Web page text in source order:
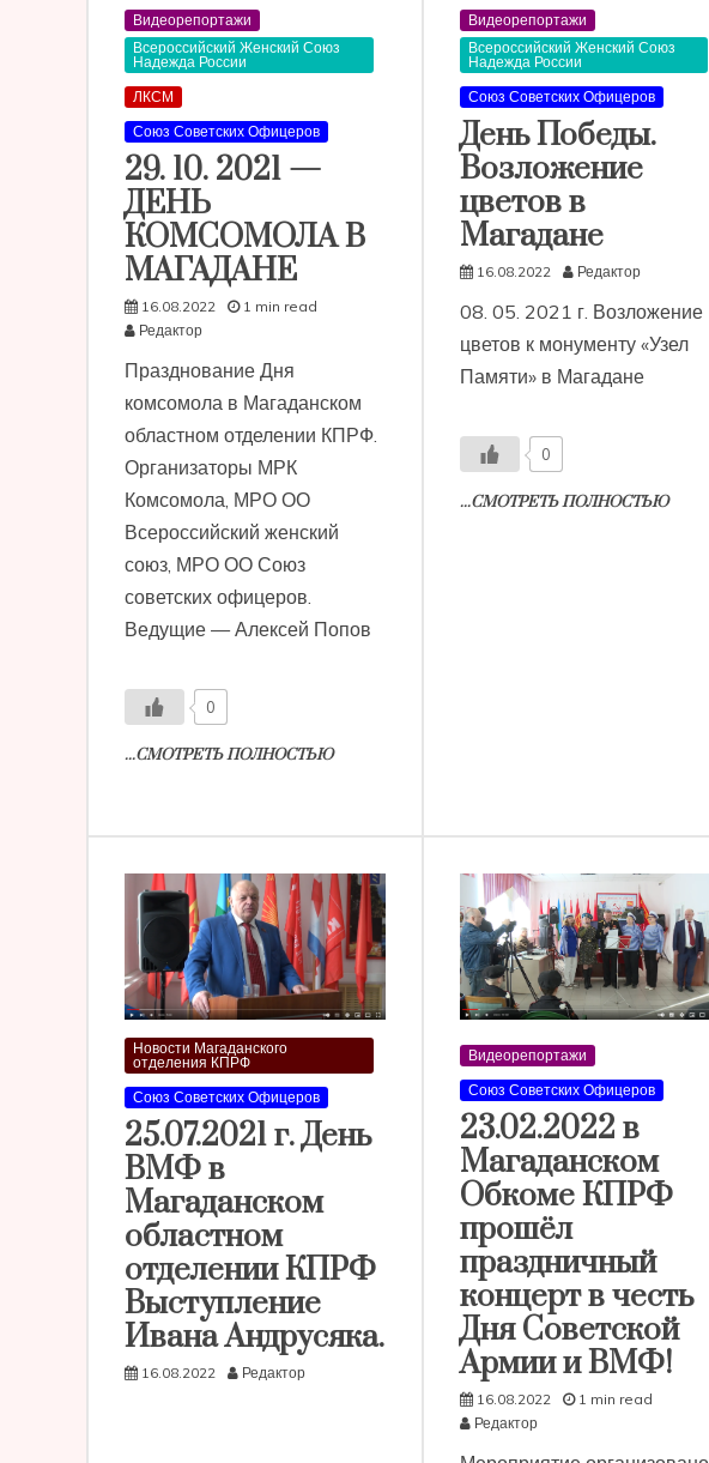
Видеорепортажи
Всероссийский Женский Союз
Надежда России
ЛКСМ
Союз Советских Офицеров
29. 10. 2021 —
ДЕНЬ
КОМСОМОЛА В
МАГАДАНЕ
16.08.2022
1 min read
Редактор
Празднование Дня
комсомола в Магаданском
областном отделении КПРФ.
Организаторы МРК
Комсомола, МРО ОО
Всероссийский женский
союз, МРО ОО Союз
советских офицеров.
Ведущие — Алексей Попов
0
...СМОТРЕТЬ ПОЛНОСТЬЮ
Видеорепортажи
Всероссийский Женский Союз
Надежда России
Союз Советских Офицеров
День Победы.
Возложение
цветов в
Магадане
16.08.2022 Редактор
08. 05. 2021 г. Возложение
цветов к монументу «Узел
Памяти» в Магадане
0
...СМОТРЕТЬ ПОЛНОСТЬЮ
Новости Магаданского
отделения КПРФ
Союз Советских Офицеров
25.07.2021 г. День
ВМФ в
Магаданском
областном
отделении КПРФ
Выступление
Ивана Андрусяка.
16.08.2022 Редактор
Видеорепортажи
Союз Советских Офицеров
23.02.2022 в
Магаданском
Обкоме КПРФ
прошёл
праздничный
концерт в честь
Дня Советской
Армии и ВМФ!
16.08.2022
1 min read
Редактор